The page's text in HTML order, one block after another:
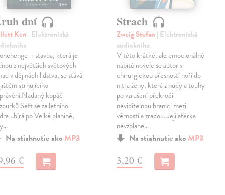
dní
Ken | Elektronická
– stavba, která je
z největších světových
v dějinách lidstva, se stává
strhujícího
kopáč
Seft se za letního
ubírá po Velké planině,
Na stiahnutie ako MP3
€
Strach
Zweig Stefan | Elektronická
audiokniha
V této krátké, ale emocionálně
nabité novele se autor s
chirurgickou přesností noří do
nitra ženy, která z nudy a touhy
po vzrušení překročí
neviditelnou hranici mezi
věrností a zradou. Její aférka
nevzplane…
Na stiahnutie ako MP3
3,20 €